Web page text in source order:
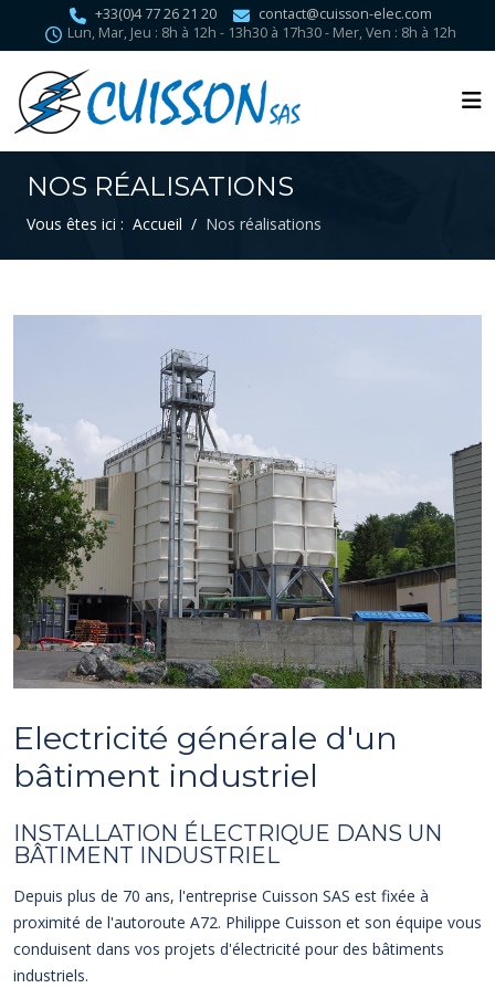
+33(0)4 77 26 21 20
contact@cuisson-elec.com
Lun, Mar, Jeu : 8h à 12h - 13h30 à 17h30 - Mer, Ven : 8h à 12h
NOS RÉALISATIONS
Vous êtes ici : Accueil Nos réalisations
Electricité générale d'un
bâtiment industriel
INSTALLATION ÉLECTRIQUE DANS UN
BÂTIMENT INDUSTRIEL
Depuis plus de 70 ans, l'entreprise Cuisson SAS est fixée à
proximité de l'autoroute A72. Philippe Cuisson et son équipe vous
conduisent dans vos projets d'électricité pour des bâtiments
industriels.